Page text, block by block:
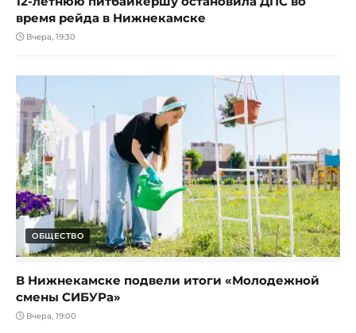
время рейда в Нижнекамске
Вчера, 19:30
ОБЩЕСТВО
В Нижнекамске подвели итоги «Молодежной
смены СИБУРа»
Вчера, 19:00